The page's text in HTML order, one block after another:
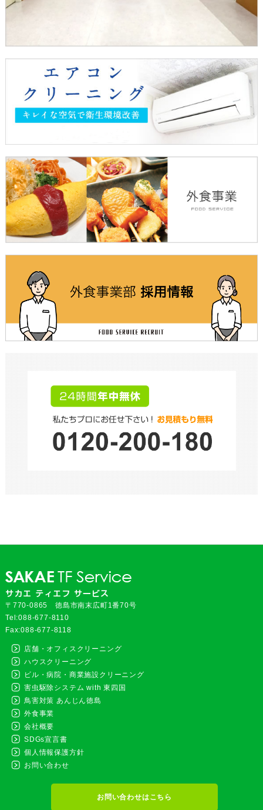
〒770-0865 徳島市南末広町1番70号
Tel:088-677-8110
Fax:088-677-8118
店舗・オフィスクリーニング
ハウスクリーニング
ビル・病院・商業施設クリーニング
害虫駆除システム with 東四国
鳥害対策 あんじん徳島
外食事業
会社概要
SDGs宣言書
個人情報保護方針
お問い合わせ
お問い合わせはこちら